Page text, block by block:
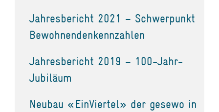
Jahresbericht 2021 – Schwerpunkt
Bewohnendenkennzahlen
Jahresbericht 2019 – 100-Jahr-
Jubiläum
Neubau «EinViertel» der gesewo in